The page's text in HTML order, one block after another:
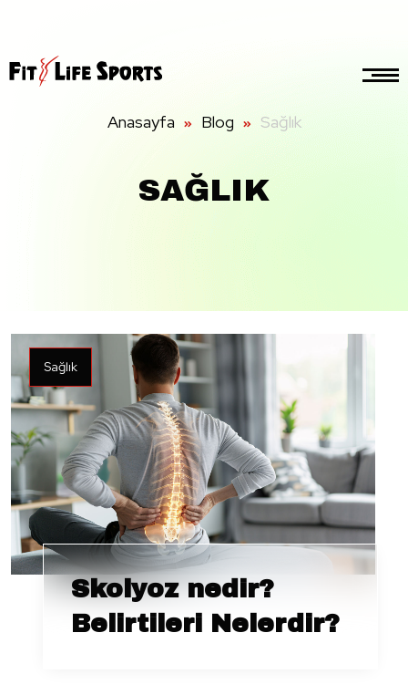
Anasayfa Blog Sağlık
SAĞLIK
Sağlık
Skolyoz nedir?
Belirtileri Nelerdir?